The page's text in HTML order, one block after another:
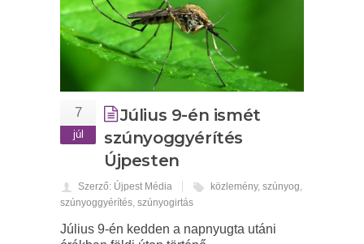
7
júl
Július 9-én ismét
szúnyoggyérítés
Újpesten
Szerző: Újpest Média közlemény, szúnyog
szúnyoggyérítés szúnyogirtás
Július 9-én kedden a napnyugta utáni